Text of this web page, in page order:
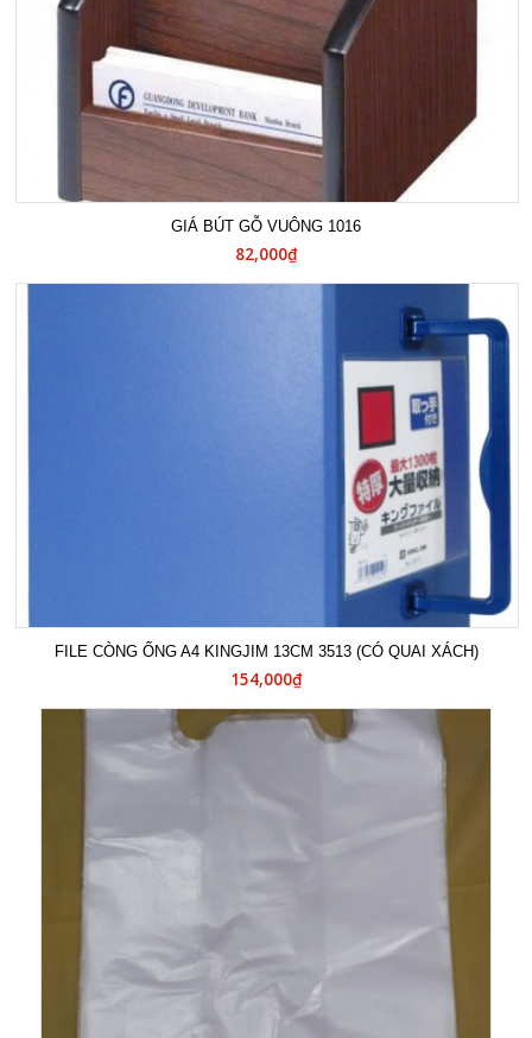
GIÁ BÚT GỖ VUÔNG 1016
82,000₫
FILE CÒNG ỐNG A4 KINGJIM 13CM 3513 (CÓ QUAI XÁCH)
154,000₫